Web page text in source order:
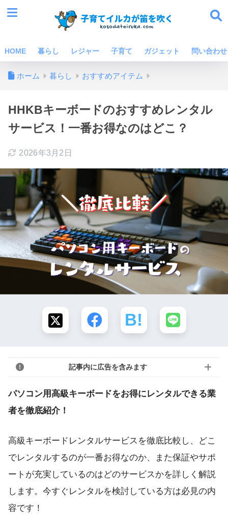
HOME 暮らし レジャー 子育て ガジェット 問い合わせ
ホーム 暮らし おすすめアイテム
HHKBキーボードのおすすめレンタル
サービス！一番お得なのはどこ？
2026年3月2日
記事内に広告を含みます
パソコン用高級キーボードをお得にレンタルできる業
者を徹底紹介！
高級キーボードレンタルサービスを徹底比較し、どこ
でレンタルするのが一番お得なのか、また保証やサポ
ートが充実しているのはどのサービスかを詳しく解説
します。今すぐレンタルを検討している方は必見の内
容です！